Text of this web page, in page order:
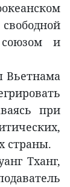
и
Вьетнама
при
страны.
Тханг,